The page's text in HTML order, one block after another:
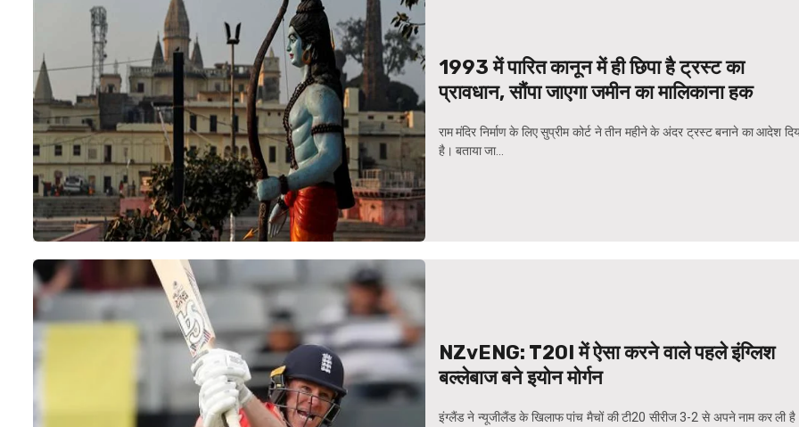
1993 में पारित कानून में ही छिपा है ट्रस्ट का
प्रावधान, सौंपा जाएगा जमीन का मालिकाना हक
राम मंदिर निर्माण के लिए सुप्रीम कोर्ट ने तीन महीने के अंदर ट्रस्ट बनाने का आदेश
है। बताया जा...
NZvENG: T20I में ऐसा करने वाले पहले इंग्लिश
बल्लेबाज बने इयोन मोर्गन
इंग्लैंड ने न्यूजीलैंड के खिलाफ पांच मैचों की टी20 सीरीज 3-2 से अपने नाम कर ली